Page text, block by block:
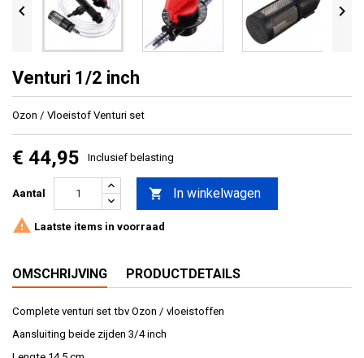
 
Venturi 1/2 inch
Ozon / Vloeistof Venturi set
€ 44,95 Inclusief belasting
Aantal  In winkelwagen
 Laatste items in voorraad
OMSCHRIJVING PRODUCTDETAILS
Complete venturi set tbv Ozon / vloeistoffen
Aansluiting beide zijden 3/4 inch